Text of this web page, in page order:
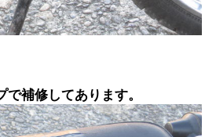
補修してあります。